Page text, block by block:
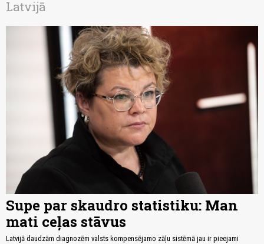
Latvijā
Supe par skaudro statistiku: Man
mati ceļas stāvus
Latvijā daudzām diagnozēm valsts kompensējamo zāļu sistēmā jau ir pieejami